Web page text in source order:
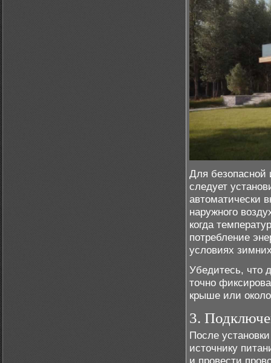
Для безопасной
следует
автоматически
наружного
когда
потребление
условиях
Убедитесь, что
точно
крыше или
3.
После
источнику
и провести